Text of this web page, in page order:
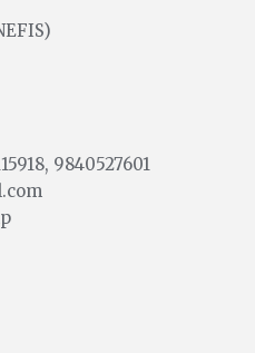
9840527601